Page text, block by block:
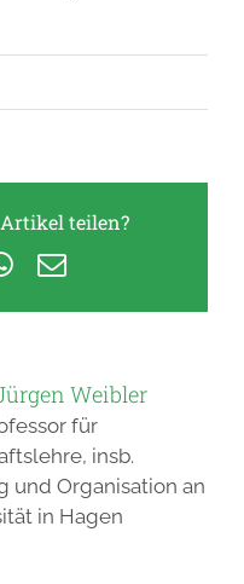
teilen?
WhatsApp
E-
Weibler
für
insb.
und Organisation an
in Hagen